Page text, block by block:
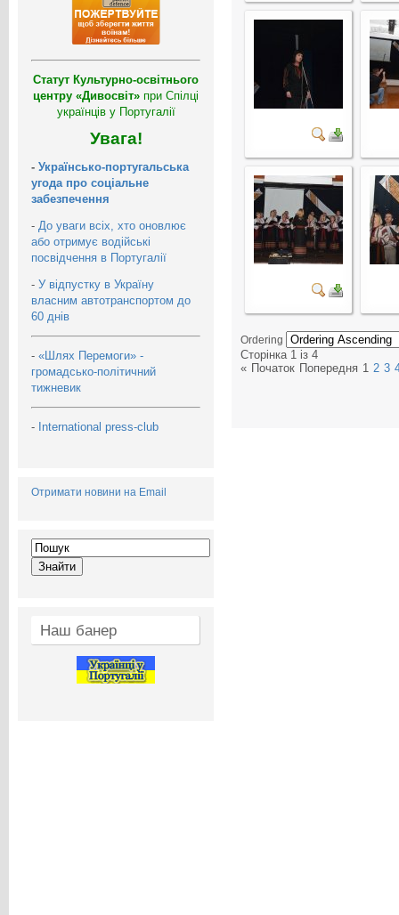
Статут Культурно-освітнього
центру «Дивосвіт» при Спілці
українців у Португалії
Увага!
- Українсько-португальська
угода про соціальне
забезпечення
- До уваги всіх, хто оновлює
або отримує водійські
посвідчення в Португалії
- У відпустку в Україну
власним автотранспортом до
60 днів
- «Шлях Перемоги» -
громадсько-політичний
тижневик
- International press-club
Отримати новини на Email
Наш банер
Ordering
Сторінка 1 із 4
« Початок Попередня 1 2 3